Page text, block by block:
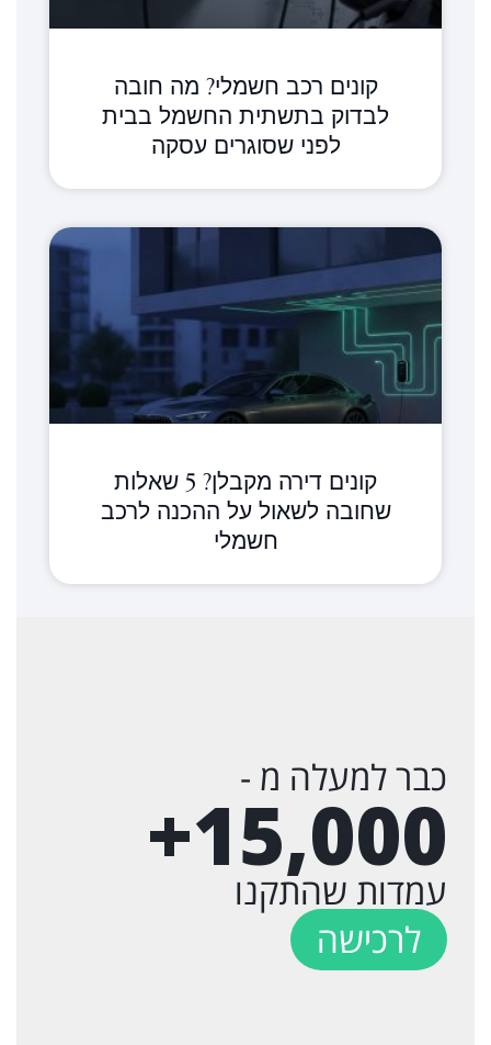
קונים רכב חשמלי? מה חובה
לבדוק בתשתית החשמל בבית
לפני שסוגרים עסקה
קונים דירה מקבלן? 5 שאלות
שחובה לשאול על ההכנה לרכב
חשמלי
כבר למעלה מ -
15,000
+
עמדות שהתקנו
לרכישה